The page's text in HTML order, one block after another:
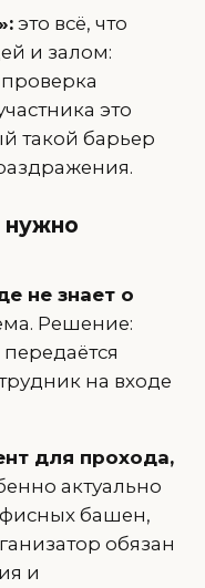
это всё, что
и залом:
это
такой барьер
нужно
не знает о
Решение:
на входе
для прохода,
актуально
башен,
обязан
и